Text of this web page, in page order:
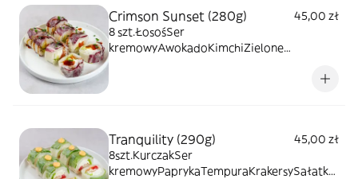
Crimson Sunset (280g)
45,00 zł
8 szt.ŁosośSer
kremowyAwokadoKimchiZielone
Tranquility (290g)
45,00 zł
8szt.KurczakSer
kremowyPaprykaTempuraKrakersySałatka